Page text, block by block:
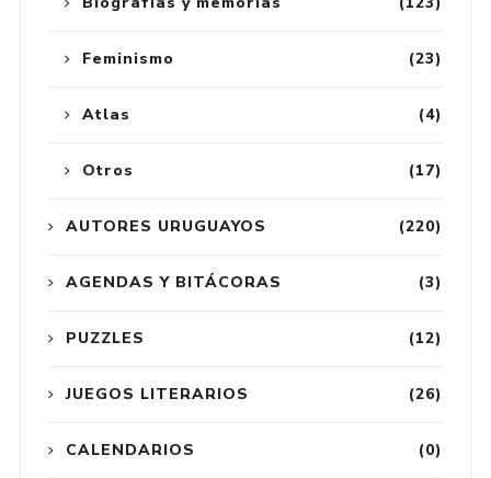
(23)
Feminismo
(4)
Atlas
(17)
Otros
(220)
AUTORES URUGUAYOS
(3)
AGENDAS Y BITÁCORAS
(12)
PUZZLES
(26)
JUEGOS LITERARIOS
(0)
CALENDARIOS